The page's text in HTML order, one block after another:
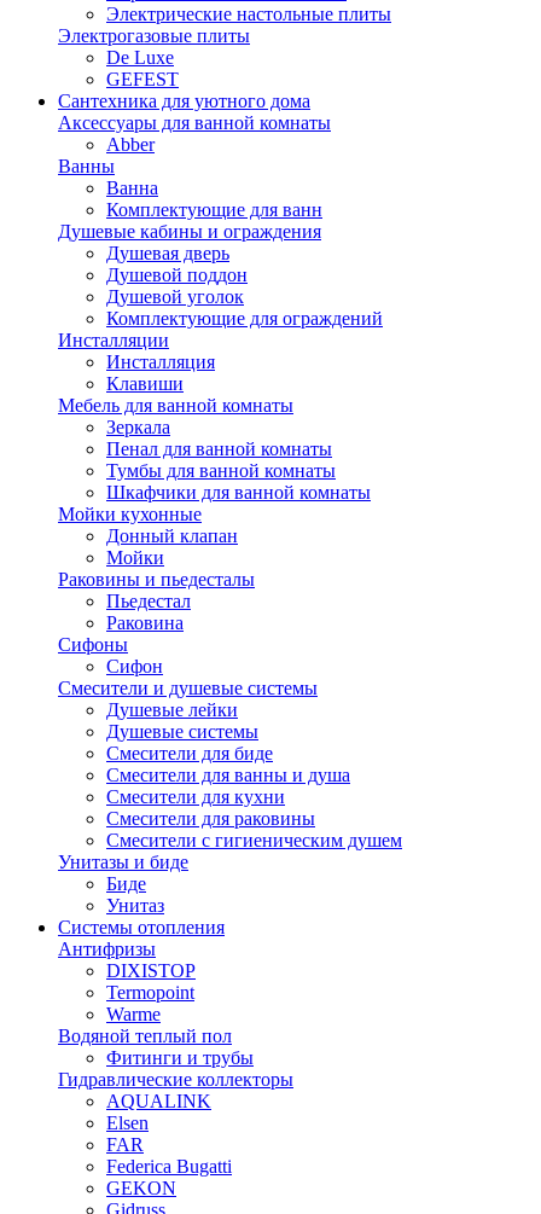
Электрические настольные плиты
Электрогазовые плиты
De Luxe
GEFEST
Сантехника для уютного дома
Аксессуары для ванной комнаты
Abber
Ванны
Ванна
Комплектующие для ванн
Душевые кабины и ограждения
Душевая дверь
Душевой поддон
Душевой уголок
Комплектующие для ограждений
Инсталляции
Инсталляция
Клавиши
Мебель для ванной комнаты
Зеркала
Пенал для ванной комнаты
Тумбы для ванной комнаты
Шкафчики для ванной комнаты
Мойки кухонные
Донный клапан
Мойки
Раковины и пьедесталы
Пьедестал
Раковина
Сифоны
Сифон
Смесители и душевые системы
Душевые лейки
Душевые системы
Смесители для биде
Смесители для ванны и душа
Смесители для кухни
Смесители для раковины
Смесители с гигиеническим душем
Унитазы и биде
Биде
Унитаз
Системы отопления
Антифризы
DIXISTOP
Termopoint
Warme
Водяной теплый пол
Фитинги и трубы
Гидравлические коллекторы
AQUALINK
Elsen
FAR
Federica Bugatti
GEKON
Gidruss